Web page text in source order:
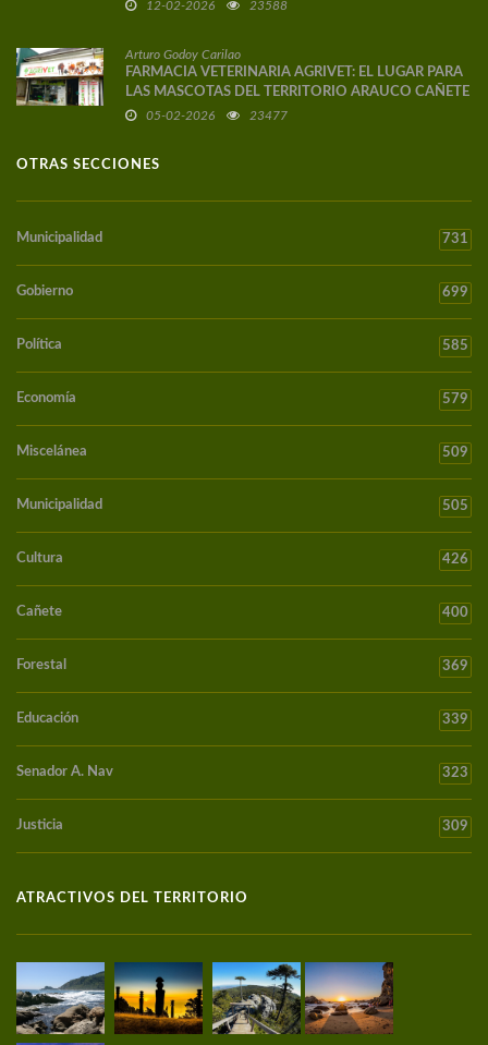
12-02-2026 23588
Arturo Godoy Carilao
FARMACIA VETERINARIA AGRIVET: EL LUGAR PARA
LAS MASCOTAS DEL TERRITORIO ARAUCO CAÑETE
05-02-2026 23477
OTRAS SECCIONES
Municipalidad 731
Gobierno 699
Política 585
Economía 579
Miscelánea 509
Municipalidad 505
Cultura 426
Cañete 400
Forestal 369
Educación 339
Senador A. Nav 323
Justicia 309
ATRACTIVOS DEL TERRITORIO